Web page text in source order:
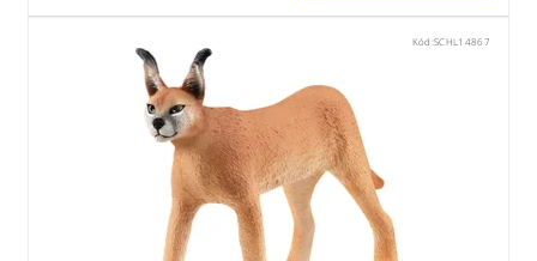
Kód:SCHL14867